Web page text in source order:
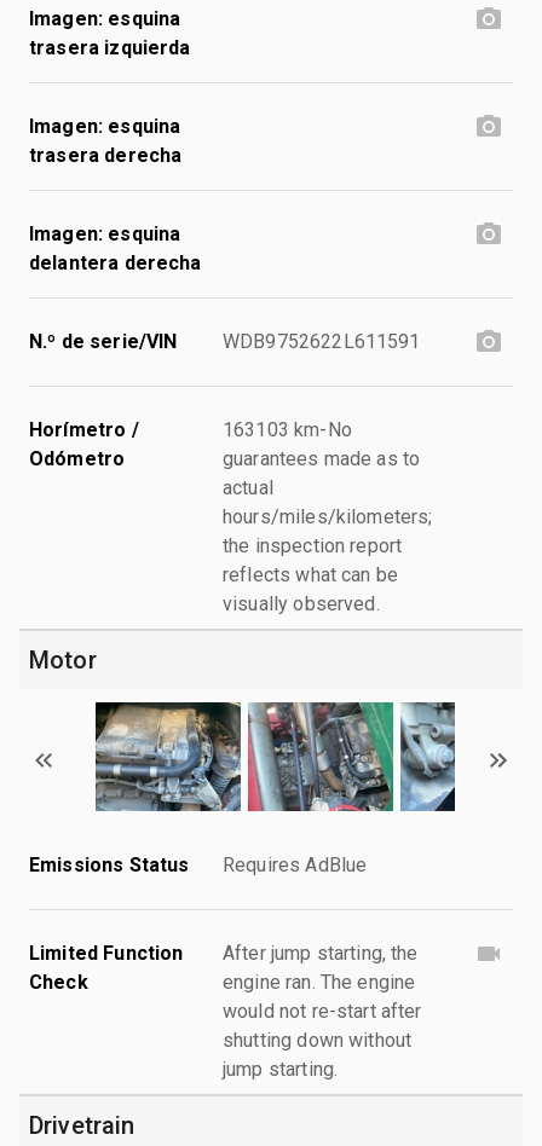
Imagen: esquina
trasera izquierda
Imagen: esquina
trasera derecha
Imagen: esquina
delantera derecha
N.º de serie/VIN WDB9752622L611591
Horímetro /
Odómetro
163103 km-No
guarantees made as to
actual
hours/miles/kilometers;
the inspection report
reflects what can be
visually observed.
Motor
Emissions Status Requires AdBlue
Limited Function
Check
After jump starting, the
engine ran. The engine
would not re-start after
shutting down without
jump starting.
Drivetrain